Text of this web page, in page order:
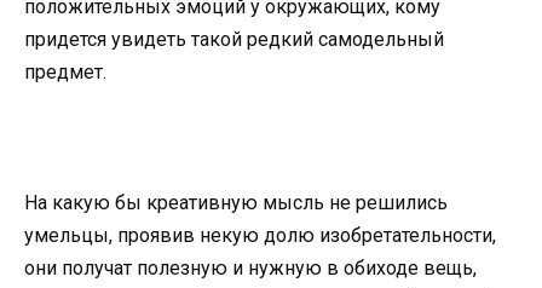
положительных эмоций у окружающих, кому
придется увидеть такой редкий самодельный
предмет.
На какую бы креативную мысль не решились
умельцы, проявив некую долю изобретательности,
они получат полезную и нужную в обиходе вещь,